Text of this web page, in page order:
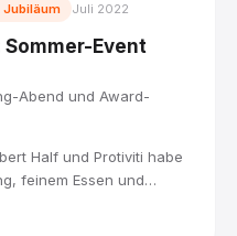
Jubiläum Juli 2022
Sommer-Event
Abend und Award-
Half und Protiviti habe
feinem Essen und
bis zum